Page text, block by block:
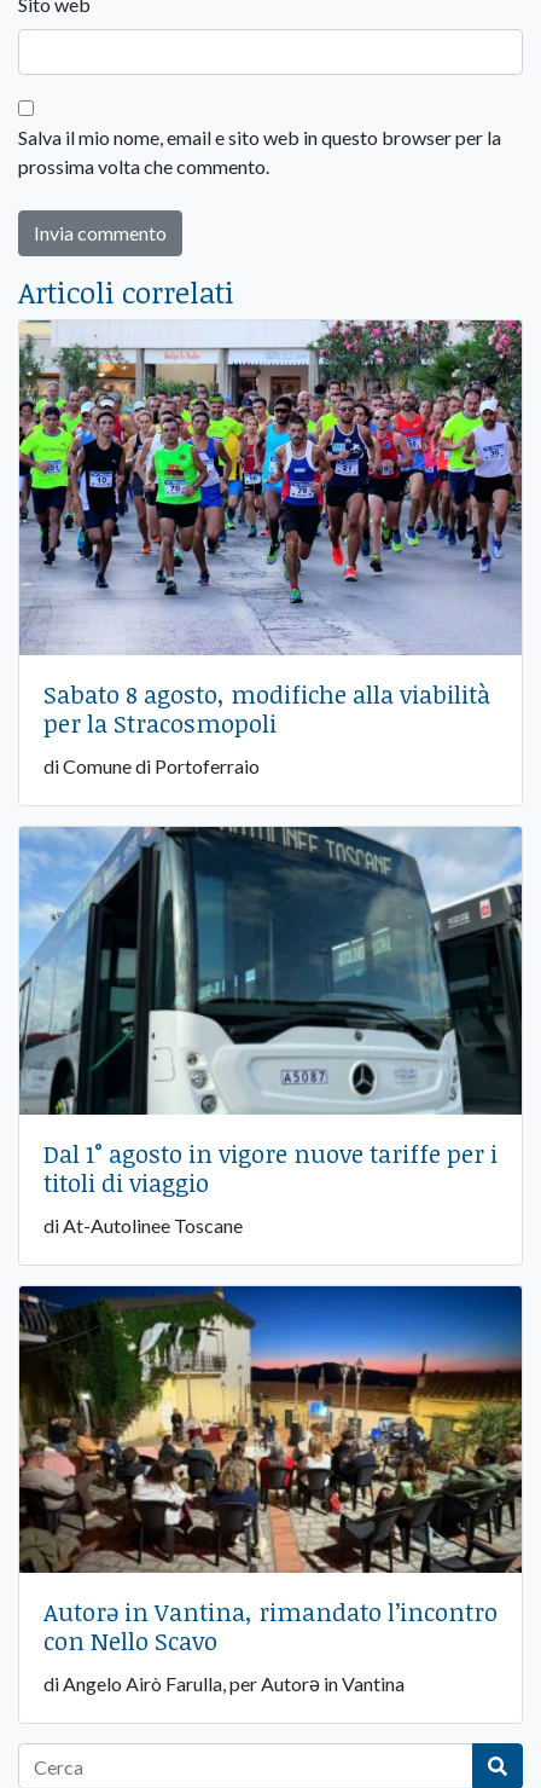
Salva il mio nome, email e sito web in questo browser per la
prossima volta che commento.
Articoli correlati
Sabato 8 agosto, modifiche alla viabilità
per la Stracosmopoli
di Comune di Portoferraio
Dal 1° agosto in vigore nuove tariffe per i
titoli di viaggio
di At-Autolinee Toscane
Autorə in Vantina, rimandato l’incontro
con Nello Scavo
di Angelo Airò Farulla, per Autorə in Vantina